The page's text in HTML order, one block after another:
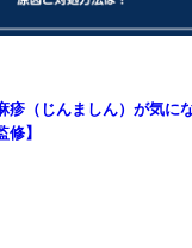
疹（じんましん）が気に
】